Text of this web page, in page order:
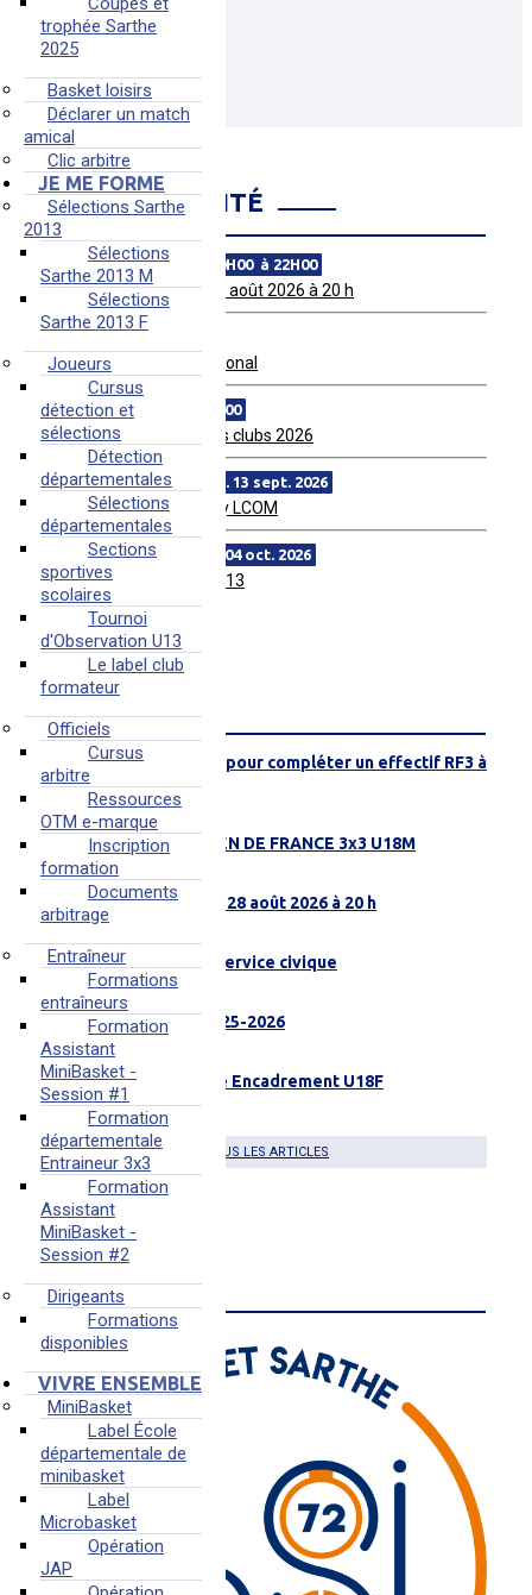
trophée Sarthe
2025
Basket loisirs
Déclarer un match
amical
Clic arbitre
JE ME FORME
Sélections Sarthe
2013
Sélections
Sarthe 2013 M
Sélections
Sarthe 2013 F
Joueurs
Cursus
détection et
sélections
Détection
départementales
Sélections
départementales
Sections
sportives
scolaires
Tournoi
d'Observation U13
Le label club
formateur
Officiels
Cursus
arbitre
Ressources
OTM e-marque
Inscription
formation
Documents
arbitrage
Entraîneur
Formations
entraîneurs
Formation
Assistant
MiniBasket -
Session #1
Formation
départementale
Entraineur 3x3
Formation
Assistant
MiniBasket -
Session #2
Dirigeants
Formations
disponibles
VIVRE ENSEMBLE
MiniBasket
Label École
départementale de
minibasket
Label
Microbasket
Opération
JAP
AGENDA COMITÉ
ven. 28 août 2026 de 20H00 à 22H00
Match amical MSB le 28 août 2026 à 20 h
dim. 30 août 2026
Tournoi Qualificatif Régional
lun. 07 sept. 2026 à 19H00
Réunion Secrétaires des clubs 2026
du sam. 12 sept. au dim. 13 sept. 2026
Festival Féminin 2026 by LCOM
du sam. 03 oct. au dim. 04 oct. 2026
Tournoi d'Observation U13
FIL INFO
Recherche joueuses pour compléter un effectif RF3 à
JOUÉ-L'ABBÉ
06 août 2026 à 09H57
4 SARTHOIS À L'OPEN DE FRANCE 3x3 U18M
22 juillet 2026 à 11H47
Match amical MSB le 28 août 2026 à 20 h
21 juillet 2026 à 16H01
Ruaudin recherche Service civique
15 juillet 2026 à 10H26
BILAN LICENCIÉS 2025-2026
09 juillet 2026 à 15H14
Coulaines Recherche Encadrement U18F
08 juillet 2026 à 13H51
TOUS LES ARTICLES
BSI